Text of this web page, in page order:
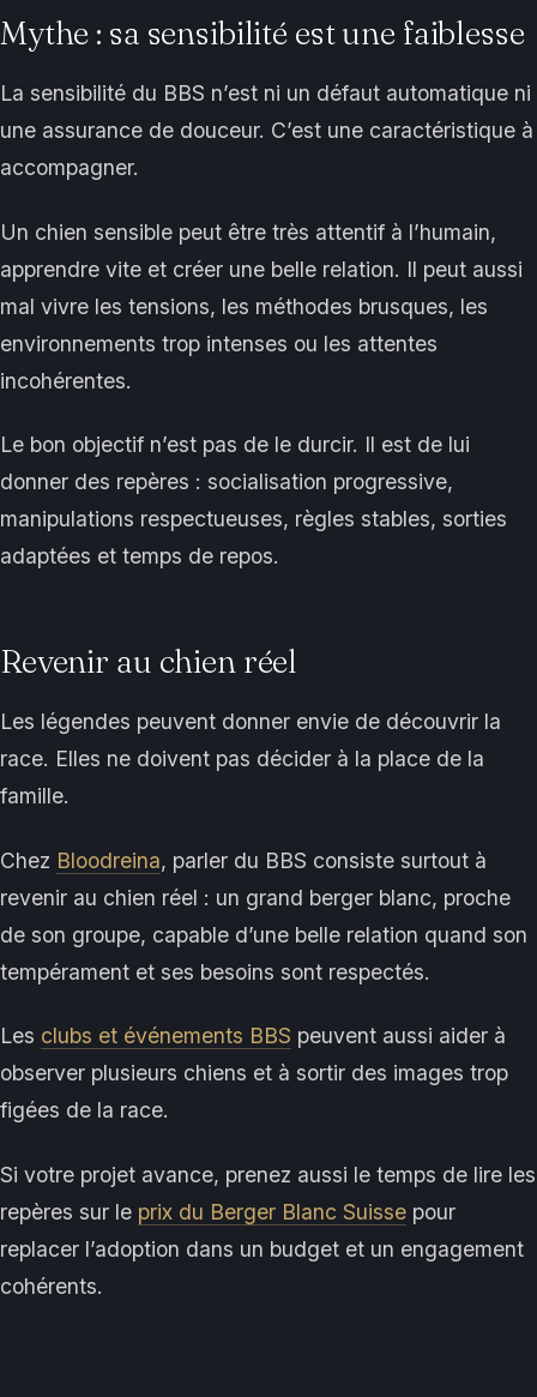
Mythe : sa sensibilité est une faiblesse
La sensibilité du BBS n’est ni un défaut automatique ni
une assurance de douceur. C’est une caractéristique à
accompagner.
Un chien sensible peut être très attentif à l’humain,
apprendre vite et créer une belle relation. Il peut aussi
mal vivre les tensions, les méthodes brusques, les
environnements trop intenses ou les attentes
incohérentes.
Le bon objectif n’est pas de le durcir. Il est de lui
donner des repères : socialisation progressive,
manipulations respectueuses, règles stables, sorties
adaptées et temps de repos.
Revenir au chien réel
Les légendes peuvent donner envie de découvrir la
race. Elles ne doivent pas décider à la place de la
famille.
Chez Bloodreina, parler du BBS consiste surtout à
revenir au chien réel : un grand berger blanc, proche
de son groupe, capable d’une belle relation quand son
tempérament et ses besoins sont respectés.
Les clubs et événements BBS peuvent aussi aider à
observer plusieurs chiens et à sortir des images trop
figées de la race.
Si votre projet avance, prenez aussi le temps de lire les
repères sur le prix du Berger Blanc Suisse pour
replacer l’adoption dans un budget et un engagement
cohérents.